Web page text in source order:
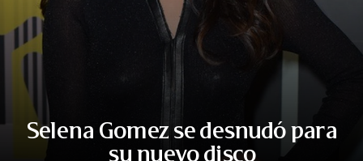
Selena Gomez se desnudó para
su nuevo disco